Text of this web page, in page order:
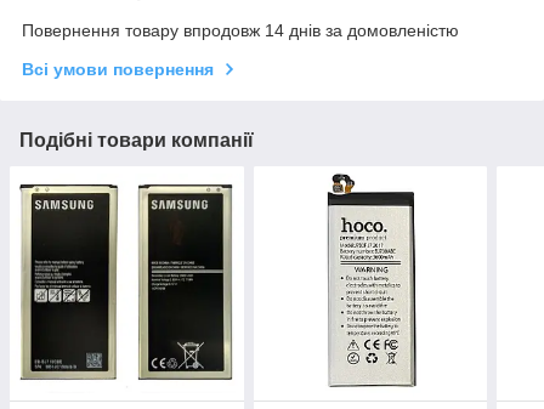
Повернення товару впродовж 14 днів за домовленістю
Всі умови повернення
Подібні товари компанії